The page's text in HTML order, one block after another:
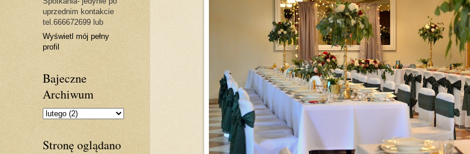
uprzednim kontakcie
tel.666672699 lub
Wyświetl mój pełny
profil
Bajeczne
Archiwum
Stronę oglądano